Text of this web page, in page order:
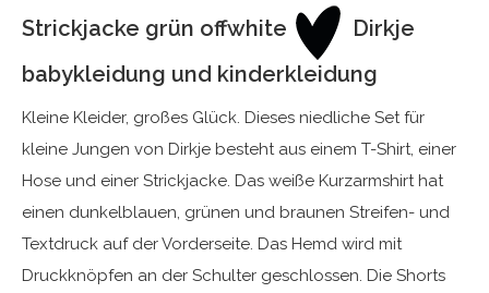
Strickjacke grün offwhite
Dirkje
babykleidung und kinderkleidung
Kleine Kleider, großes Glück. Dieses niedliche Set für
kleine Jungen von Dirkje besteht aus einem T-Shirt, einer
Hose und einer Strickjacke. Das weiße Kurzarmshirt hat
einen dunkelblauen, grünen und braunen Streifen- und
Textdruck auf der Vorderseite. Das Hemd wird mit
Druckknöpfen an der Schulter geschlossen. Die Shorts